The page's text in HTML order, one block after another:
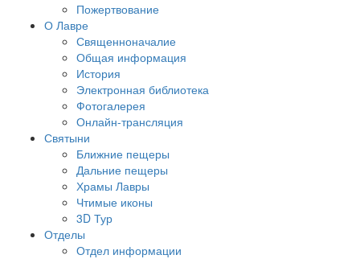
Пожертвование
О Лавре
Священноначалие
Общая информация
История
Электронная библиотека
Фотогалерея
Онлайн-трансляция
Святыни
Ближние пещеры
Дальние пещеры
Храмы Лавры
Чтимые иконы
3D Тур
Отделы
Отдел информации